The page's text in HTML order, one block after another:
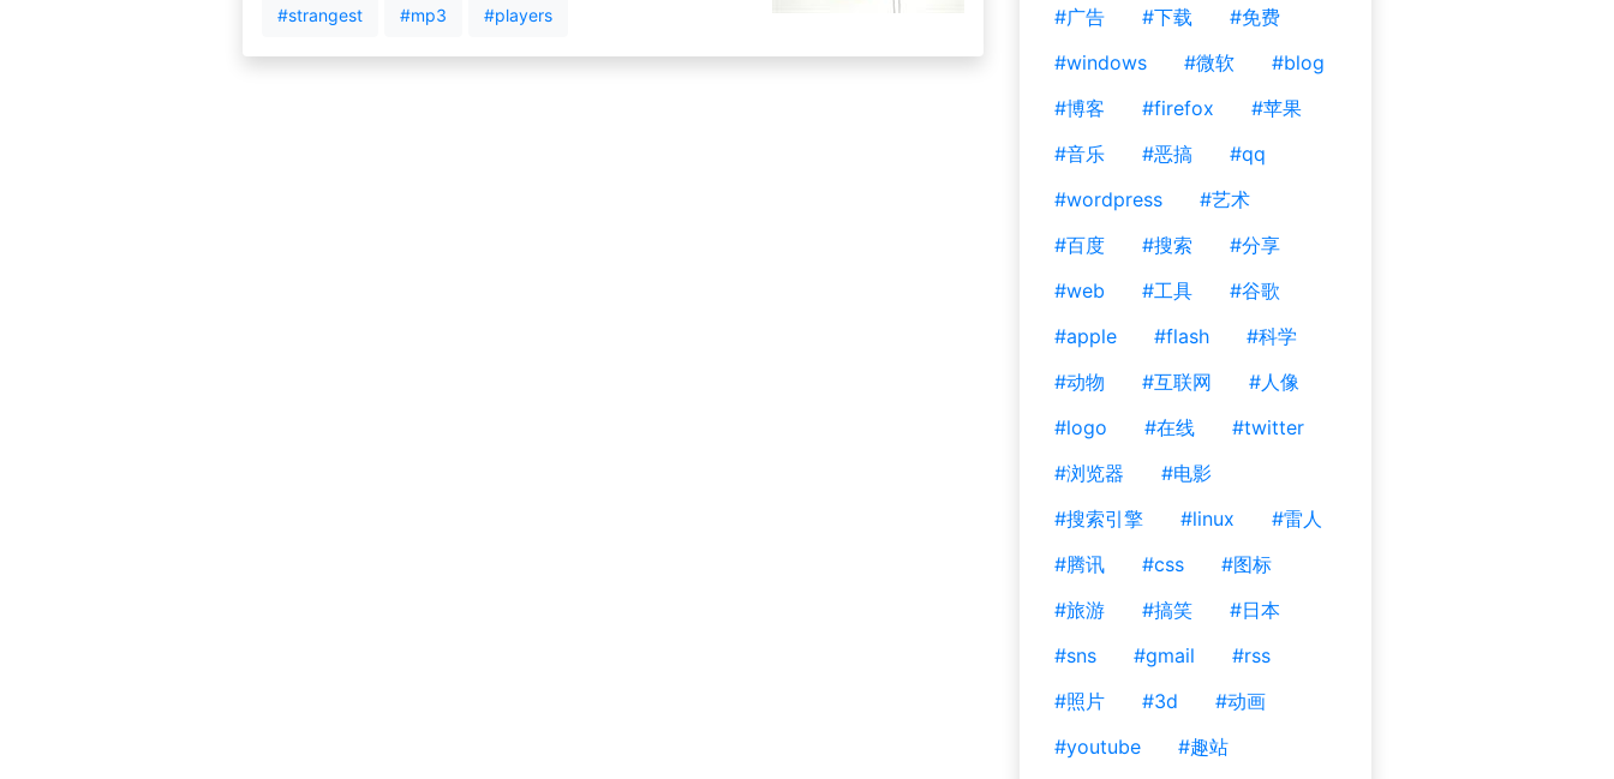
#strangest #mp3 #players
#广告
#下载
#免费
#windows
#微软
#blog
#博客
#firefox
#苹果
#音乐
#恶搞
#qq
#wordpress
#艺术
#百度
#搜索
#分享
#web
#工具
#谷歌
#apple
#flash
#科学
#动物
#互联网
#人像
#logo
#在线
#twitter
#浏览器
#电影
#搜索引擎
#linux
#雷人
#腾讯
#css
#图标
#旅游
#搞笑
#日本
#sns
#gmail
#rss
#照片
#3d
#动画
#youtube
#趣站